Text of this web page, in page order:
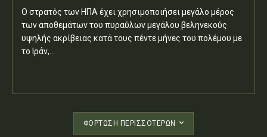
Ο στρατός των ΗΠΑ έχει χρησιμοποιήσει μεγάλο μέρος
των αποθεμάτων του πυραύλων μεγάλου βεληνεκούς
υψηλής ακρίβειας κατά τους πέντε μήνες του πολέμου με
το Ιράν,...
ΦΌΡΤΩΣΗ ΠΕΡΙΣΣΟΤΈΡΩΝ